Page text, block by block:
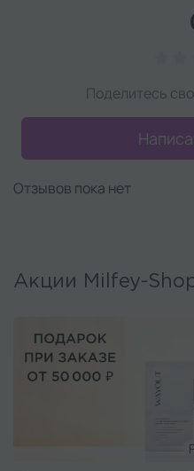
Поделитесь
Отзывов пока нет
Акции Milfey-